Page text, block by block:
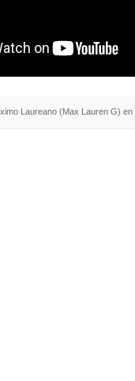
Laureano (Max Lauren G) en